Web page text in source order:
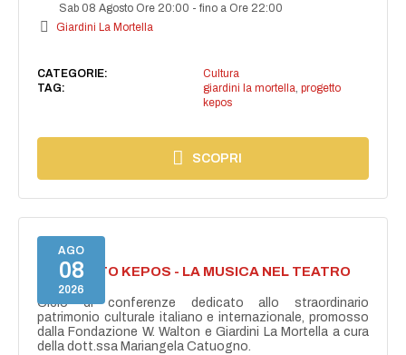
Sab 08 Agosto Ore 20:00 -fino a Ore 22:00
Giardini La Mortella
CATEGORIE:
Cultura
TAG:
giardini la mortella progetto
kepos
SCOPRI
AGO
08
2026
PROGETTO KEPOS - LA MUSICA NEL TEATRO
GRECO
Ciclo di conferenze dedicato allo straordinario
patrimonio culturale italiano e internazionale, promosso
dalla Fondazione W. Walton e Giardini La Mortella a cura
della dott.ssa Mariangela Catuogno.